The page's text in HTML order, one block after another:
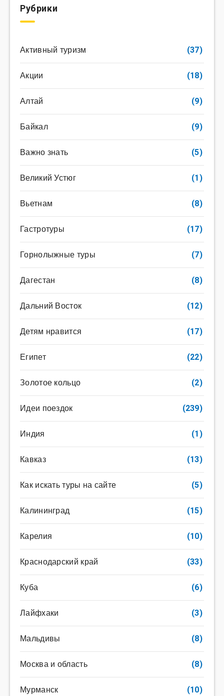
Рубрики
Активный туризм (37)
Акции (18)
Алтай (9)
Байкал (9)
Важно знать (5)
Великий Устюг (1)
Вьетнам (8)
Гастротуры (17)
Горнолыжные туры (7)
Дагестан (8)
Дальний Восток (12)
Детям нравится (17)
Египет (22)
Золотое кольцо (2)
Идеи поездок (239)
Индия (1)
Кавказ (13)
Как искать туры на сайте (5)
Калининград (15)
Карелия (10)
Краснодарский край (33)
Куба (6)
Лайфхаки (3)
Мальдивы (8)
Москва и область (8)
Мурманск (10)